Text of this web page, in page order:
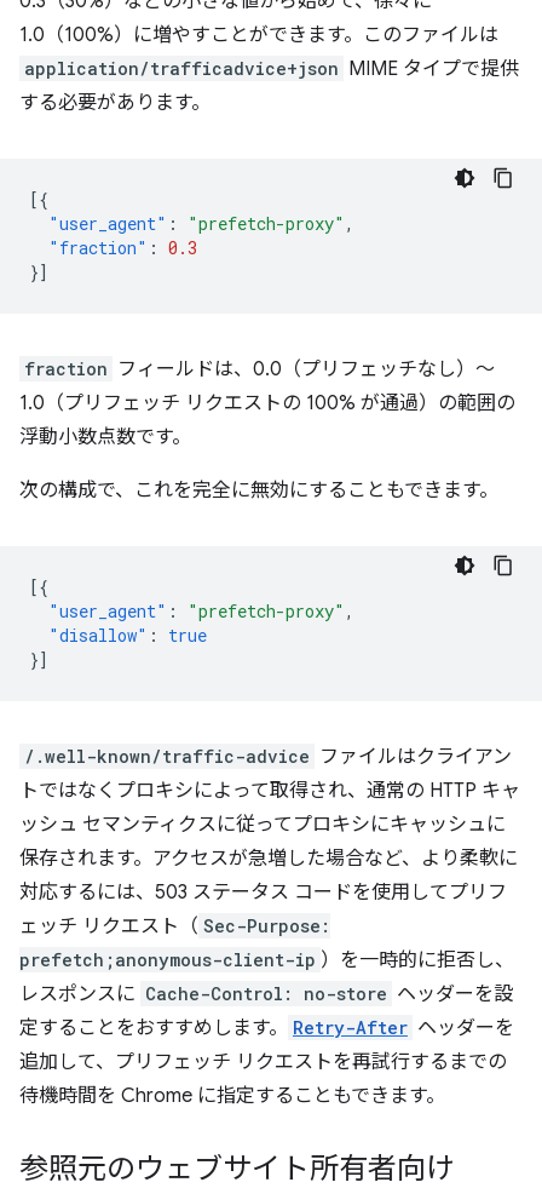
1.0（100%）に増やすことができます。このファイルは
application/trafficadvice+json MIME タイプで提供
する必要があります。
[{
"user_agent" : "prefetch-proxy" ,
"fraction" : 0.3
}]
fraction フィールドは、0.0（プリフェッチなし）～
1.0（プリフェッチ リクエストの 100% が通過）の範囲の
浮動小数点数です。
次の構成で、これを完全に無効にすることもできます。
[{
"user_agent" : "prefetch-proxy" ,
"disallow" :
true
}]
/.well-known/traffic-advice ファイルはクライアン
トではなくプロキシによって取得され、通常の HTTP キャ
ッシュ セマンティクスに従ってプロキシにキャッシュに
保存されます。アクセスが急増した場合など、より柔軟に
対応するには、503 ステータス コードを使用してプリフ
ェッチ リクエスト（ Sec-Purpose:
prefetch;anonymous-client-ip ）を一時的に拒否し、
レスポンスに Cache-Control: no-store ヘッダーを設
定することをおすすめします。
Retry-After ヘッダーを
追加して、プリフェッチ リクエストを再試行するまでの
待機時間を Chrome に指定することもできます。
参照元のウェブサイト所有者向け